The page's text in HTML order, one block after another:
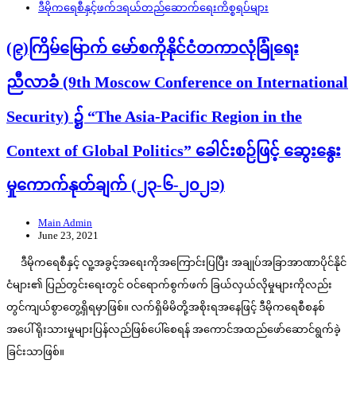
ဒီမိုကရေစီနှင့်ဖက်ဒရယ်တည်ဆောက်‌ရေးကိစ္စရပ်များ
(၉)ကြိမ်မြောက် မော်စကိုနိုင်ငံတကာလုံခြုံရေး
ညီလာခံ (9th Moscow Conference on International
Security) ၌ “The Asia-Pacific Region in the
Context of Global Politics” ခေါင်းစဉ်ဖြင့် ဆွေးနွေး
မှုကောက်နုတ်ချက် (၂၃-၆-၂၀၂၁)
Main Admin
June 23, 2021
ဒီမိုကရေစီနှင့် လူ့အခွင့်အရေးကိုအကြောင်းပြပြီး အချုပ်အခြာအာဏာပိုင်နိုင်
ငံများ၏ ပြည်တွင်းရေးတွင် ဝင်ရောက်စွက်ဖက် ခြယ်လှယ်လိုမှုများကိုလည်း
တွင်ကျယ်စွာတွေ့ရှိရမှာဖြစ်။ လက်ရှိမိမိတို့အစိုးရအနေဖြင့် ဒီမိုကရေစီစနစ်
အပေါ် ရိုးသားမှုများပြန်လည်ဖြစ်ပေါ်စေရန် အကောင်အထည်ဖော်ဆောင်ရွက်ခဲ့
ခြင်းသာဖြစ်။